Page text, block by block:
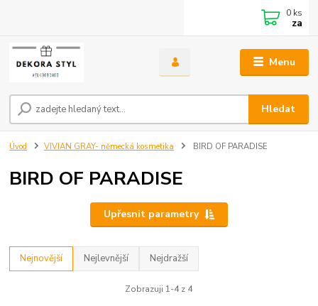
Menu
Hledat
0 ks
za
Úvod VIVIAN GRAY- německá kosmetika BIRD OF PARADISE
BIRD OF PARADISE
Upřesnit parametry
Nejnovější Nejlevnější Nejdražší
Zobrazuji 1-4 z 4